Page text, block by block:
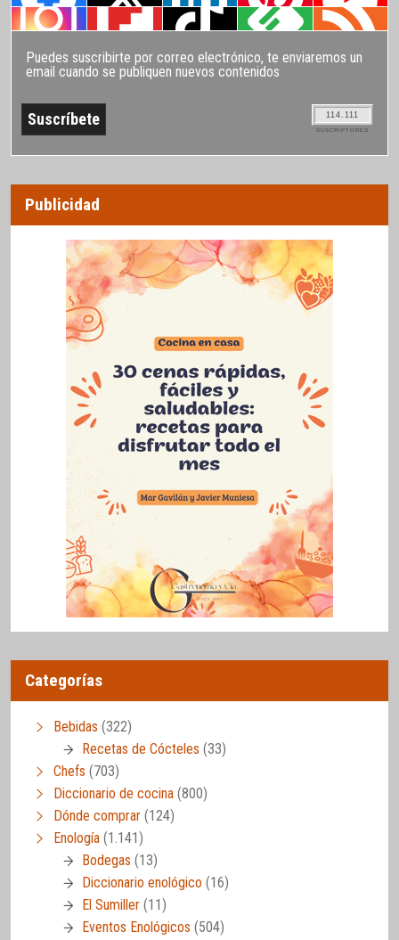
Puedes suscribirte por correo electrónico, te enviaremos un
email cuando se publiquen nuevos contenidos
114.111
SUSCRIPTORES
Publicidad
Categorías
Bebidas (322)
Recetas de Cócteles (33)
Chefs (703)
Diccionario de cocina (800)
Dónde comprar (124)
Enología (1.141)
Bodegas (13)
Diccionario enológico (16)
El Sumiller (11)
Eventos Enológicos (504)